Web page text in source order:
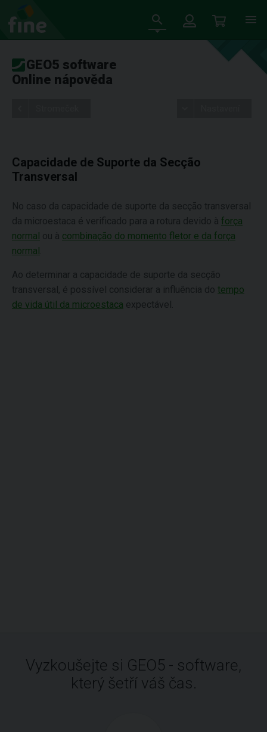
GEO5 software
Online nápověda
Capacidade de Suporte da Secção
Transversal
No caso da capacidade de suporte da secção transversal
da microestaca é verificado para a rotura devido à força
normal ou à combinação do momento fletor e da força
normal
Ao determinar a capacidade de suporte da secção
transversal, é possível considerar a influência do tempo
de vida útil da microestaca expectável.
Vyzkoušejte si GEO5 - software,
který šetří váš čas.